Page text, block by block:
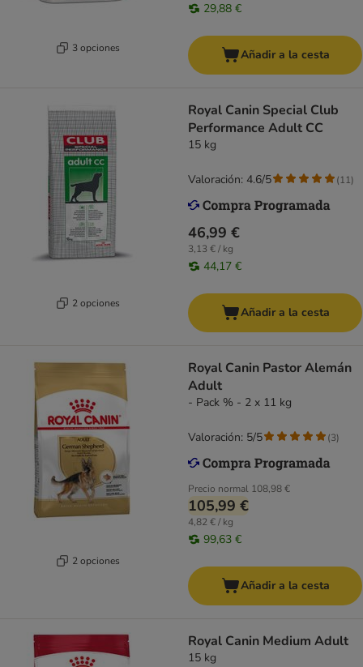
3 opciones
29,88 €
Añadir a la cesta
2 opciones
Royal Canin Special Club
Performance Adult CC
15 kg
46,99 €
3,13 € / kg
44,17 €
Valoración: 4.6/5 (11)
Añadir a la cesta
2 opciones
Royal Canin Pastor Alemán
Adult
- Pack % - 2 x 11 kg
Precio normal 108,98 €
105,99 €
4,82 € / kg
99,63 €
Valoración: 5/5 (3)
Añadir a la cesta
Royal Canin Medium Adult
15 kg